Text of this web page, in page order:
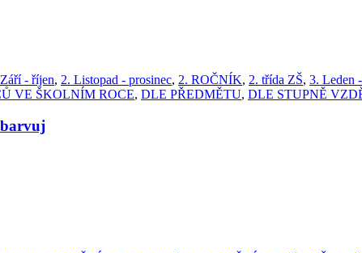
- říjen, 2. Listopad - prosinec, 2. ROČNÍK, 2. třída ZŠ, 3. Leden
VE ŠKOLNÍM ROCE, DLE PŘEDMĚTU, DLE STUPNĚ